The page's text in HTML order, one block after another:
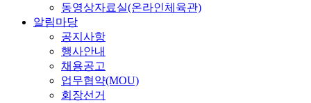
동영상자료실(온라인체육관)
알림마당
공지사항
행사안내
채용공고
업무협약(MOU)
회장선거